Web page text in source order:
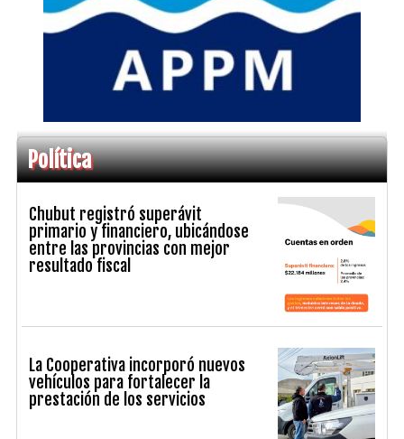
Política
Chubut registró superávit
primario y financiero, ubicándose
entre las provincias con mejor
resultado fiscal
La Cooperativa incorporó nuevos
vehículos para fortalecer la
prestación de los servicios